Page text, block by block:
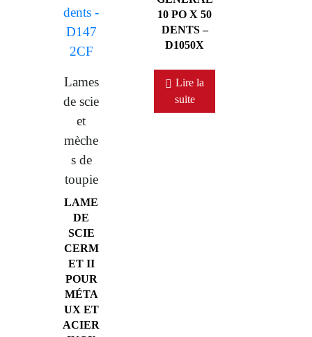
Lames
de scie
et
mèche
s de
toupie
LAME
DE
SCIE
CERM
ET II
POUR
MÉTA
UX ET
ACIER
10 PO X 50
DENTS –
D1050X
Lire la
suite